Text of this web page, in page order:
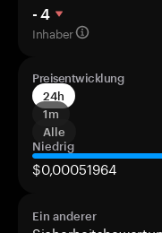
- 4
Inhaber
Preisentwicklung
24h
1m
Alle
Niedrig
$0,00051964
Ein anderer